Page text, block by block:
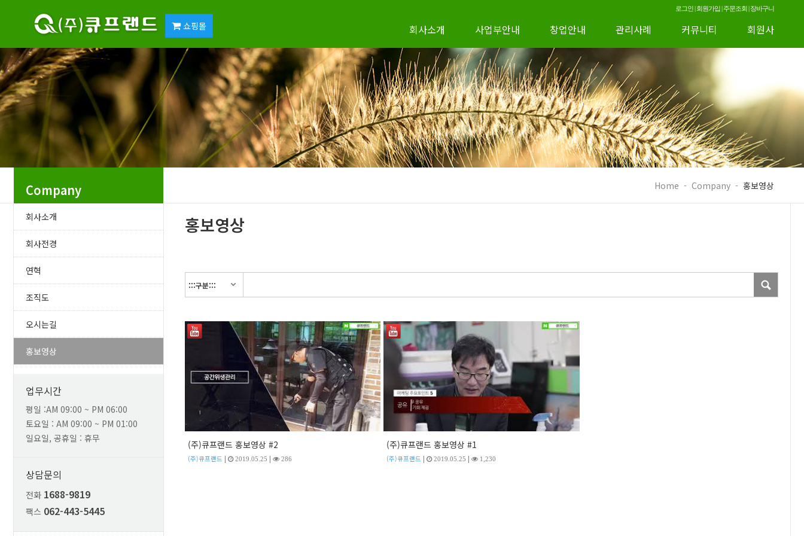
로그인|회원가입|주문조회|장바구니
쇼핑몰 회사소개 사업부안내 창업안내 관리사례 커뮤니티 회원사
Home - Company - 홍보영상
Company
회사소개
회사전경
연혁
조직도
오시는길
홍보영상
업무시간
평일 :AM 09:00 ~ PM 06:00
토요일 : AM 09:00 ~ PM 01:00
일요일, 공휴일 : 휴무
상담문의
전화 1688-9819
팩스 062-443-5445
홍보영상
(주)큐프랜드 홍보영상 #2
(주)큐프랜드 | 2019.05.25 | 286
(주)큐프랜드 홍보영상 #1
(주)큐프랜드 | 2019.05.25 | 1,230